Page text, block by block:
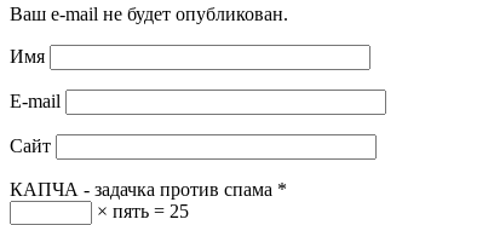
Ваш e-mail не будет опубликован.
Имя
E-mail
Сайт
КАПЧА - задачка против спама *
× пять = 25